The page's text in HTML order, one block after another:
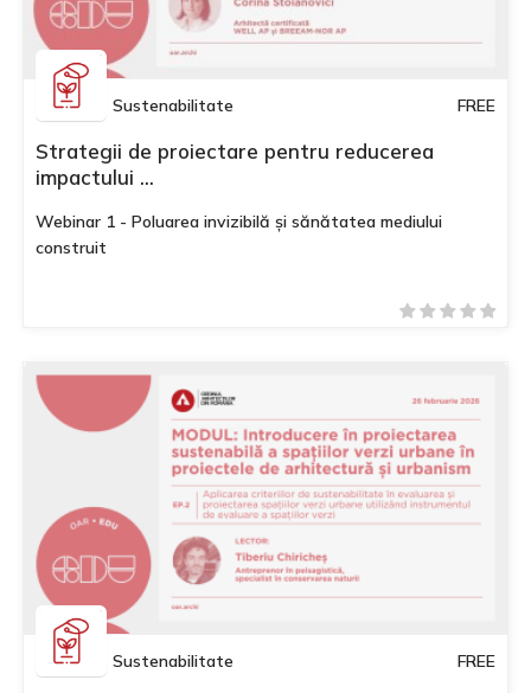
Sustenabilitate FREE
Strategii de proiectare pentru reducerea
impactului ...
Webinar 1 - Poluarea invizibilă și sănătatea mediului
construit
Sustenabilitate FREE